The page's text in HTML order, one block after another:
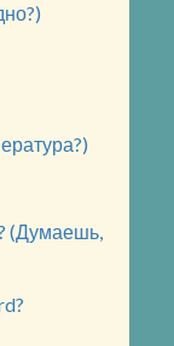
(Думаешь,